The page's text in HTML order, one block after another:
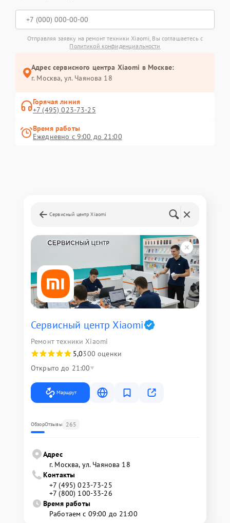
Отправляя заявку на ремонт техники Xiaomi, Вы соглашаетесь с
Политикой конфиденциальности
Адрес сервисного центра Xiaomi в Москве:
г. Москва, ул. Чаянова 18
Горячая линия
+7 (495) 023-73-25
Время работы
Ежедневно с 9:00 до 21:00
Сервисный центр Xiaomi
Сервисный центр Xiaomi
Ремонт техники Xiaomi
5,0300 оценки
Открыто до 21:00
Маршрут
ОбзорОтзывы 265
Адрес
г. Москва, ул. Чаянова 18
Контакты
+7 (495) 023-73-25
+7 (800) 100-33-26
Время работы
Работаем с 09:00 до 21:00